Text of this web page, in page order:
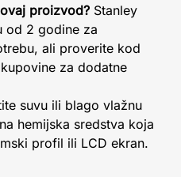
proizvod? Stanley
od 2 godine za
ali proverite kod
za dodatne
suvu ili blago vlažnu
hemijska sredstva koja
profil ili LCD ekran.